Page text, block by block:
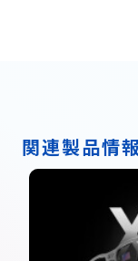
関連製品情報